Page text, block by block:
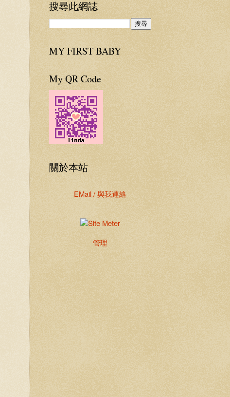
搜尋此網誌
MY FIRST BABY
My QR Code
關於本站
EMail / 與我連絡
管理